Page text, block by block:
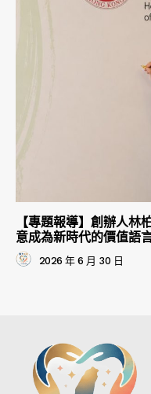
【專題報導】創辦人林
意成為新時代的價值語
2026 年 6 月 30 日